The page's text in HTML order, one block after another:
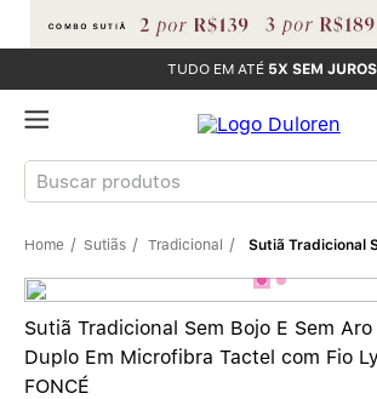
TUDO EM ATÉ 5X SEM JUROS
Buscar produtos
Sutiãs Tradicional
Sutiã Tradicional Sem Bojo E Sem
Duplo Em Microfibra Tactel com Fio
FONCÉ
TERMOS MAIS BUSCADOS
1º Sutiãs
2º Calcinhas